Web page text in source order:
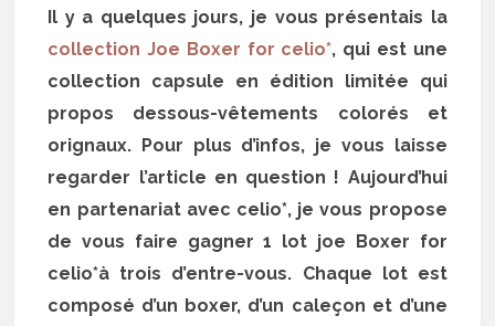
Il y a quelques jours, je vous présentais la
collection Joe Boxer for celio*, qui est une
collection capsule en édition limitée qui
propos dessous-vêtements colorés et
orignaux. Pour plus d’infos, je vous laisse
regarder l’article en question ! Aujourd’hui
en partenariat avec celio*, je vous propose
de vous faire gagner 1 lot joe Boxer for
celio*à trois d’entre-vous. Chaque lot est
composé d’un boxer, d’un caleçon et d’une